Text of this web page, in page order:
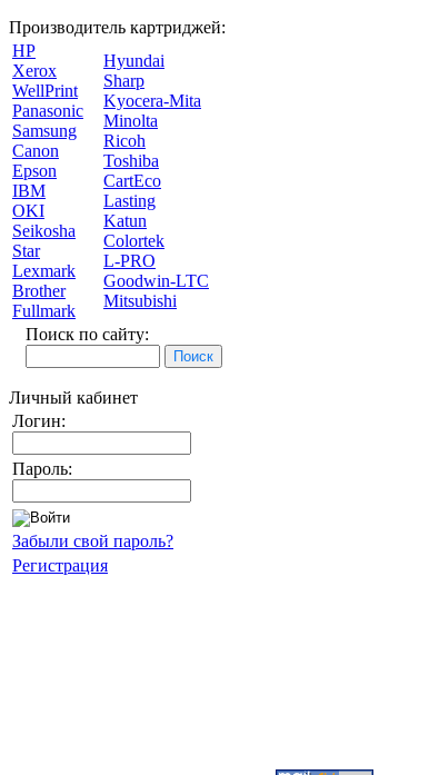
Производитель картриджей:
HP
Xerox
WellPrint
Panasonic
Samsung
Canon
Epson
IBM
OKI
Seikosha
Star
Lexmark
Brother
Fullmark
Hyundai
Sharp
Kyocera-Mita
Minolta
Ricoh
Toshiba
CartEco
Lasting
Katun
Colortek
L-PRO
Goodwin-LTC
Mitsubishi
Поиск по сайту:
Личный кабинет
Логин:
Пароль:
Забыли свой пароль?
Регистрация